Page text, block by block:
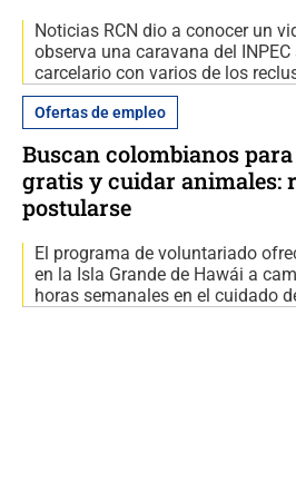
Noticias RCN dio a conocer un
observa una caravana del
carcelario con varios de los
Ofertas de empleo
Buscan colombianos
gratis y cuidar animales:
postularse
El programa de voluntariado
en la Isla Grande de Hawái a
horas semanales en el cuidado